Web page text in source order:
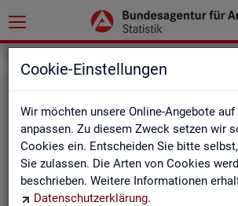
Cookie-Einstellungen
Wir möchten unsere Online-Angebote
anpassen. Zu diesem Zweck setzen wir
Cookies ein. Entscheiden Sie bitte
Sie zulassen. Die Arten von Cookies
beschrieben. Weitere Informationen
Datenschutzerklärung.